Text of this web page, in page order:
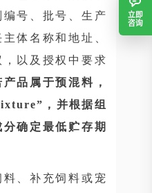
号、批号、生产
体名称和地址、
以及授权中要求
产品属于预混料，
，并根据组
确定最低贮存期
、补充饲料或宠
立即
咨询